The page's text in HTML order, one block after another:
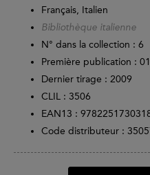
Français, Italien
Bibliothèque italienne
N° dans la collection : 6
Première publication :
Dernier tirage : 2009
CLIL : 3506
EAN13 :
Code distributeur :